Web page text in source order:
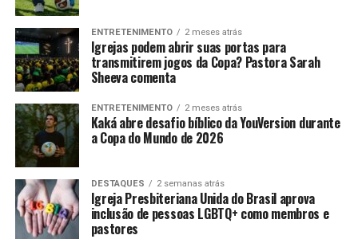
ENTRETENIMENTO 2 meses atrás
Igrejas podem abrir suas portas para
transmitirem jogos da Copa? Pastora Sarah
Sheeva comenta
ENTRETENIMENTO 2 meses atrás
Kaká abre desafio bíblico da YouVersion durante
a Copa do Mundo de 2026
DESTAQUES 2 semanas atrás
Igreja Presbiteriana Unida do Brasil aprova
inclusão de pessoas LGBTQ+ como membros e
pastores